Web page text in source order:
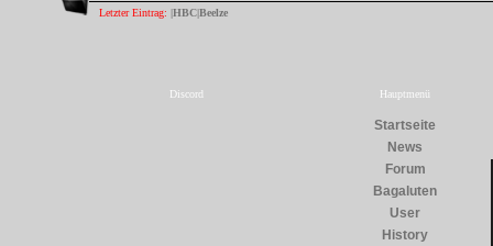
Letzter Eintrag: |HBC|Beelze
Discord Hauptmenü
Startseite
News
Forum
Bagaluten
User
History